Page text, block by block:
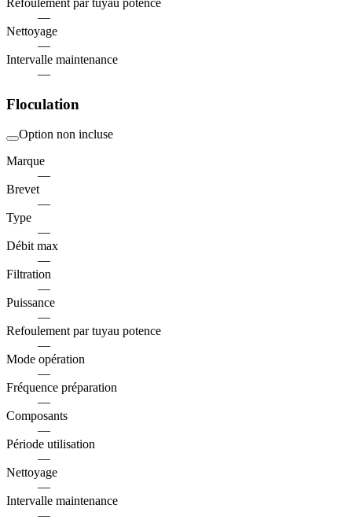
—
Nettoyage
—
Intervalle maintenance
—
Floculation
Option non incluse
Marque
—
Brevet
—
Type
—
Débit max
—
Filtration
—
Puissance
—
Refoulement par tuyau potence
—
Mode opération
—
Fréquence préparation
—
Composants
—
Période utilisation
—
Nettoyage
—
Intervalle maintenance
—